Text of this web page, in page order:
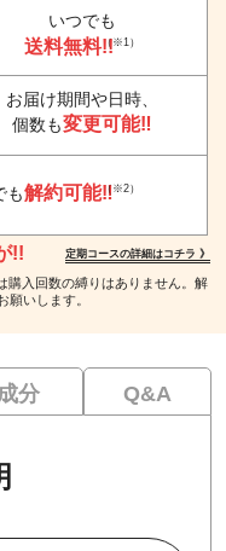
いつでも
送料無料!!（※1）
お届け期間や日時、
個数も変更可能‼
も解約可能‼（※2）
!! 定期コースの詳細はコチラ 》
入回数の縛りはありません。解
願いします。
成分 Q&A